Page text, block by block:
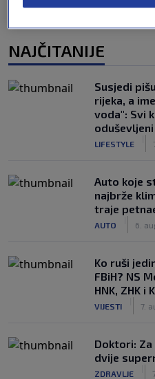
NAJČITANIJE
Susjedi
rijeka, a
voda": Svi
oduševljeni
LIFESTYLE
Auto koje
najbrže
traje
AUTO 6.
Ko ruši
FBiH? NS
HNK, ZHK i
VIJESTI 7.
Doktori:
dvije
ZDRAVLJE